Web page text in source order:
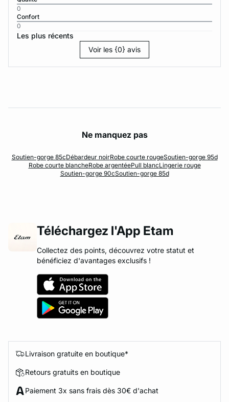
0
Confort
0
Les plus récents
Voir les {0} avis
Ne manquez pas
Soutien-gorge 85cDébardeur noirRobe courte rougeSoutien-gorge 95d
Robe courte blancheRobe argentéePull blancLingerie rouge
Soutien-gorge 90cSoutien-gorge 85d
Téléchargez l'App Etam
Collectez des points, découvrez votre statut et
bénéficiez d'avantages exclusifs !
Livraison gratuite en boutique*
Retours gratuits en boutique
Paiement 3x sans frais dès 30€ d'achat